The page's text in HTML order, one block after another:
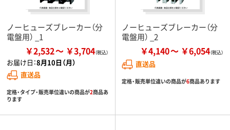
ノーヒューズブレーカー（分
電盤用） _1
￥2,532 ￥3,704
お届け日：8月10日（月）
直送品
定格・タイプ・販売単位違いの商品が2商品あ
ります
ノーヒューズブレーカー（分
電盤用） _2
￥4,140 ￥6,054
直送品
定格・販売単位違いの商品が6商品あります